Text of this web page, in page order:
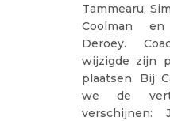
Tammearu,
Coolman
Deroey.
wijzigde zijn
plaatsen. Bij
we de
verschijnen: